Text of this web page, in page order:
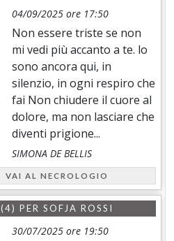
04/09/2025 ore 17:50
Non essere triste se non
mi vedi più accanto a te. lo
sono ancora qui, in
silenzio, in ogni respiro che
fai Non chiudere il cuore al
dolore, ma non lasciare che
diventi prigione...
SIMONA DE BELLIS
VAI AL NECROLOGIO
(4) PER SOFJA ROSSI
30/07/2025 ore 19:50